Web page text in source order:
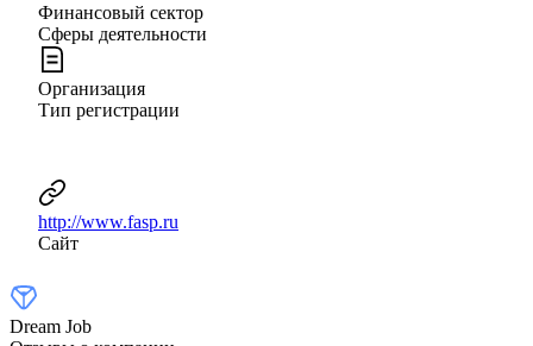
Финансовый сектор
Сферы деятельности
Организация
Тип регистрации
http://www.fasp.ru
Сайт
Dream Job